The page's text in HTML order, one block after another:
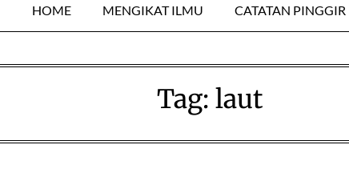
HOME MENGIKAT ILMU CATATAN PINGGIR
Tag:laut